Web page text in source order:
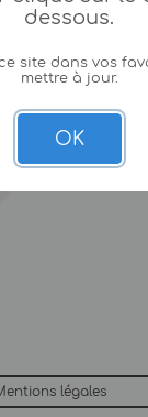
légales
dessous.
ce site dans vos
mettre à jour.
OK